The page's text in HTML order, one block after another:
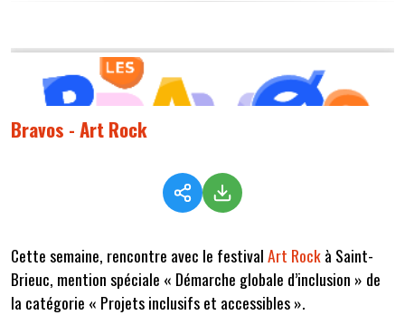
Bravos - Art Rock
Cette semaine, rencontre avec le festivalArt Rockà Saint-
Brieuc, mention spéciale « Démarche globale d’inclusion » de
la catégorie « Projets inclusifs et accessibles ».